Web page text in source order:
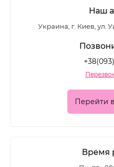
акцентных дизайнов.
Какие лаки для
представлены в
Ассортимент позволяет
• глянцевые формулы с
Наш
Украина, г. Киев, ул.
Перейти
Время